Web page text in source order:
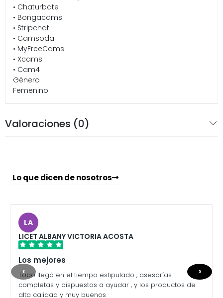
• Chaturbate
• Bongacams
• Stripchat
• Camsoda
• MyFreeCams
• Xcams
• Cam4
Género
Femenino
Valoraciones (0)
Lo que dicen de nosotros
LA
LICET ALBANY VICTORIA ACOSTA
Los mejores
Todo llegó en el tiempo estipulado , asesorías
completas y dispuestos a ayudar , y los productos de
alta calidad y muy buenos
‹ ›